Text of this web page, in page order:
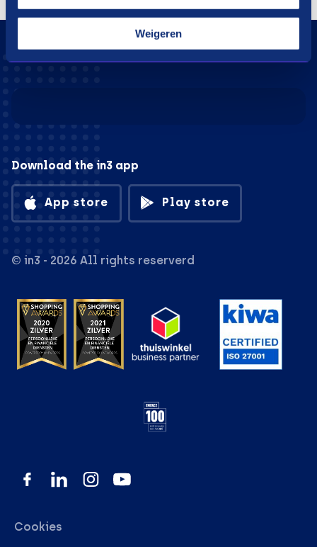
Weigeren
Download the in3 app
App store Play store
© in3 - 2026 All rights reserverd
Cookies